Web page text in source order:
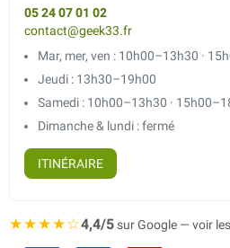
05 24 07 01 02
contact@geek33.fr
Mar, mer, ven : 10h00–13h30 ·
Jeudi : 13h30–19h00
Samedi : 10h00–13h30 ·
Dimanche & lundi : fermé
ITINÉRAIRE
★★★★☆4,4/5sur Google — voir